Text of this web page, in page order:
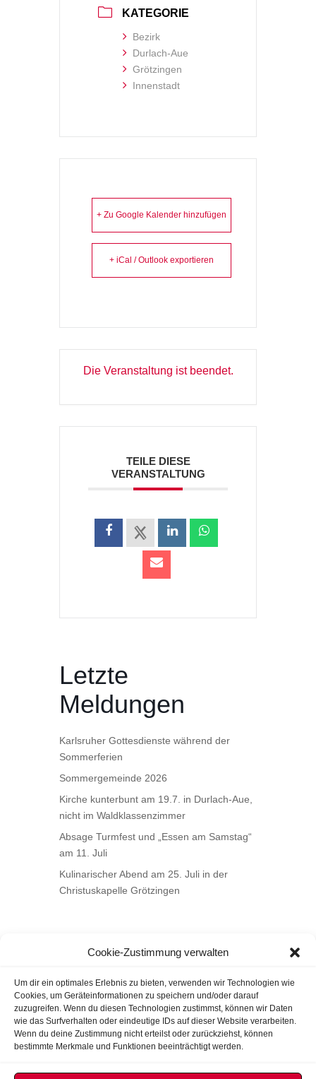
Cookie-Zustimmung verwalten
Um dir ein optimales Erlebnis zu bieten, verwenden wir Technologien wie
Cookies, um Geräteinformationen zu speichern und/oder darauf
zuzugreifen. Wenn du diesen Technologien zustimmst, können wir Daten
wie das Surfverhalten oder eindeutige IDs auf dieser Website verarbeiten.
Wenn du deine Zustimmung nicht erteilst oder zurückziehst, können
bestimmte Merkmale und Funktionen beeinträchtigt werden.
KATEGORIE
Bezirk
Durlach-Aue
Grötzingen
Innenstadt
+ Zu Google Kalender hinzufügen
+ iCal / Outlook exportieren
Die Veranstaltung ist beendet.
TEILE DIESE
VERANSTALTUNG
Letzte
Meldungen
Karlsruher Gottesdienste während der
Sommerferien
Sommergemeinde 2026
Kirche kunterbunt am 19.7. in Durlach-Aue,
nicht im Waldklassenzimmer
Absage Turmfest und „Essen am Samstag“
am 11. Juli
Kulinarischer Abend am 25. Juli in der
Christuskapelle Grötzingen